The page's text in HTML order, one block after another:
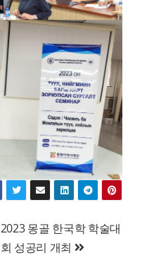
2023 몽골 한국학 학술대
회 성공리 개최